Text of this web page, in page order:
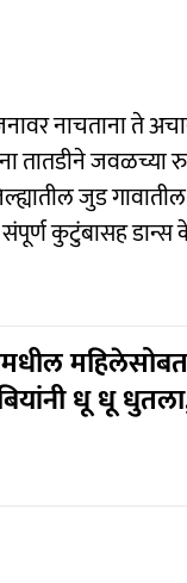
नाचताना ते
तातडीने जवळच्या
जुड
कुटुंबासह
धू धू